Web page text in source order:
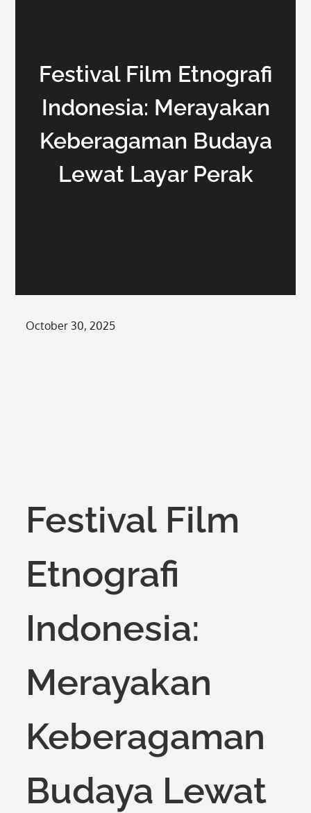
Festival Film Etnografi
Indonesia: Merayakan
Keberagaman Budaya
Lewat Layar Perak
Posted
October 30, 2025
Festival Film
Etnografi
Indonesia:
Merayakan
Keberagaman
Budaya Lewat